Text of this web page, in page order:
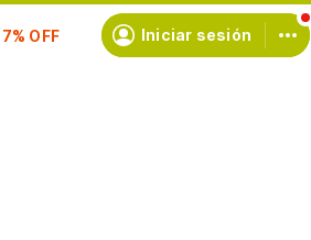
Iniciar sesión